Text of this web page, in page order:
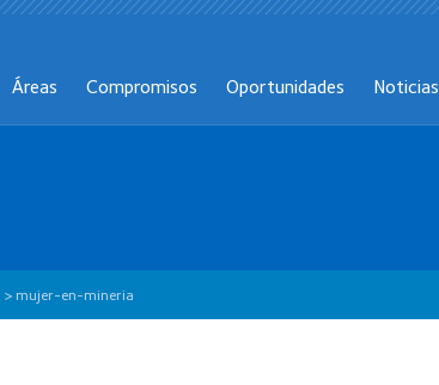
Áreas Compromisos Oportunidades Noticias
> mujer-en-mineria